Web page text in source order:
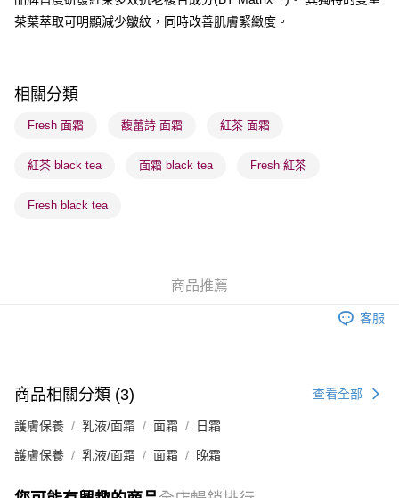
順豐自助櫃 - 確認發貨後1-3個工作天送達
順豐站及營業點 - 確認發貨後1-3個工作天送達
物流公司進行物流配送
茶葉萃取可明顯減少皺紋，同時改善肌膚緊緻度。
相關分類
Fresh 面霜 馥蕾詩 面霜 紅茶 面霜
紅茶 black tea 面霜 black tea Fresh 紅茶
Fresh black tea
商品推薦
客服
商品相關分類 (3) 查看全部
護膚保養 乳液/面霜 面霜 日霜
護膚保養 乳液/面霜 面霜 晚霜